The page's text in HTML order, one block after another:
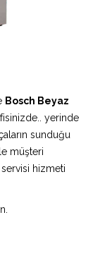
Bosch Beyaz
yerinde
sunduğu
müşteri
hizmeti